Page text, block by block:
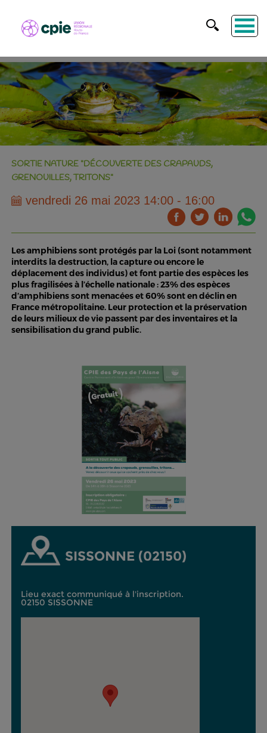
SORTIE NATURE "DÉCOUVERTE DES CRAPAUDS,
GRENOUILLES, TRITONS"
vendredi 26 mai 2023 14:00 - 16:00
Les amphibiens sont protégés par la Loi (sont notamment
interdits la destruction, la capture ou encore le
déplacement des individus) et font partie des espèces les
plus fragilisées à l’échelle nationale : 23% des espèces
d’amphibiens sont menacées et 60% sont en déclin en
France métropolitaine. Leur protection et la préservation
de leurs milieux de vie passent par des inventaires et la
sensibilisation du grand public.
SISSONNE (02150)
Lieu exact communiqué à l'inscription.
02150 SISSONNE